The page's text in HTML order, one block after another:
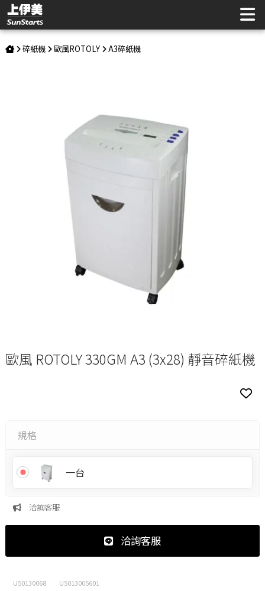
歐風 ROTOLY 330GM A3 (3x28) 靜音碎紙機 | 上伊美辦公用品
碎紙機 歐風ROTOLY A3碎紙機
歐風 ROTOLY 330GM A3 (3x28) 靜音碎紙機
規格
一台
洽詢客服
洽詢客服
U50130068 U5013005601